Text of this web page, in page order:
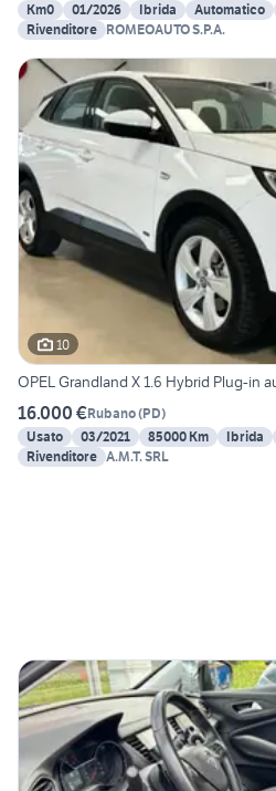
Km0
01/2026 Ibrida Automatico
Rivenditore ROMEOAUTO S.P.A.
10
OPEL Grandland X 1.6 Hybrid Plug-in
16.000 €Rubano(PD)
Usato
03/2021 85000 Km Ibrida
Rivenditore A.M.T. SRL